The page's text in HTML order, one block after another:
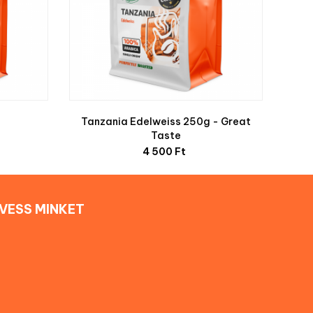
Tanzania Edelweiss 250g - Great
Taste
Ár
4 500 Ft
MINKET